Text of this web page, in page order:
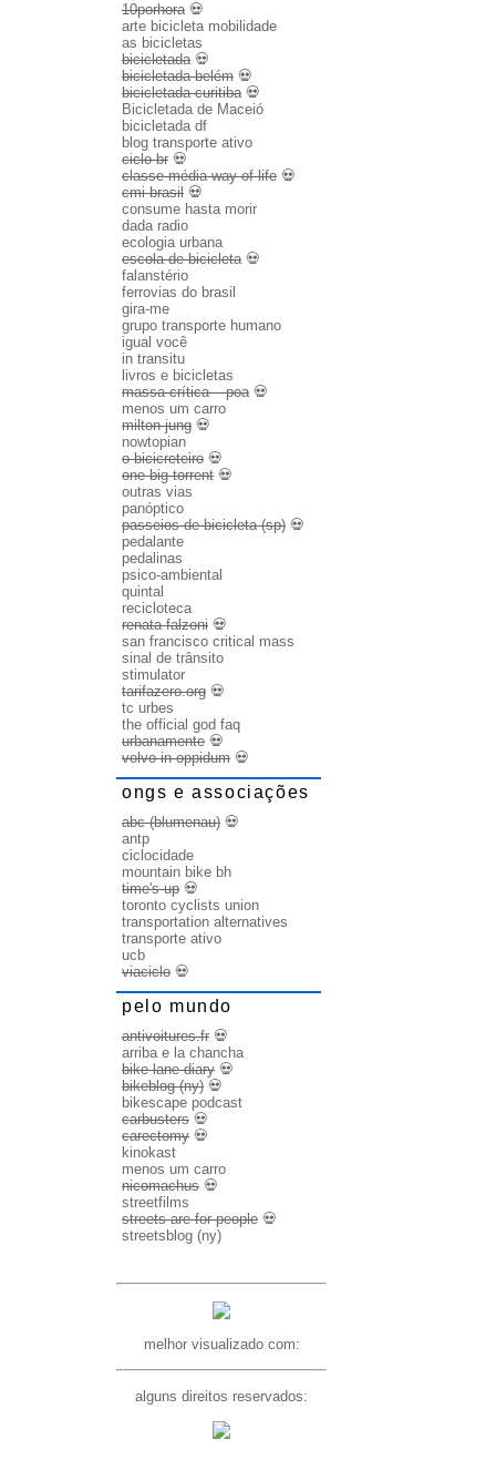
10porhora💀
arte bicicleta mobilidade
as bicicletas
bicicletada💀
bicicletada belém 💀
bicicletada curitiba💀
Bicicletada de Maceió
bicicletada df
blog transporte ativo
ciclo br 💀
classe média way of life 💀
cmi brasil 💀
consume hasta morir
dada radio
ecologia urbana
escola de bicicleta💀
falanstério
ferrovias do brasil
gira-me
grupo transporte humano
igual você
in transitu
livros e bicicletas
massa crítica – poa💀
menos um carro
milton jung 💀
nowtopian
o bicicreteiro 💀
one big torrent 💀
outras vias
panóptico
passeios de bicicleta (sp) 💀
pedalante
pedalinas
psico-ambiental
quintal
recicloteca
renata falzoni 💀
san francisco critical mass
sinal de trânsito
stimulator
tarifazero.org 💀
tc urbes
the official god faq
urbanamente 💀
volvo in oppidum 💀
ongs e associações
abc (blumenau) 💀
antp
ciclocidade
mountain bike bh
time's up 💀
toronto cyclists union
transportation alternatives
transporte ativo
ucb
viaciclo 💀
pelo mundo
antivoitures.fr 💀
arriba e la chancha
bike lane diary 💀
bikeblog (ny) 💀
bikescape podcast
carbusters 💀
carectomy 💀
kinokast
menos um carro
nicomachus 💀
streetfilms
streets are for people 💀
streetsblog (ny)
melhor visualizado com:
alguns direitos reservados: